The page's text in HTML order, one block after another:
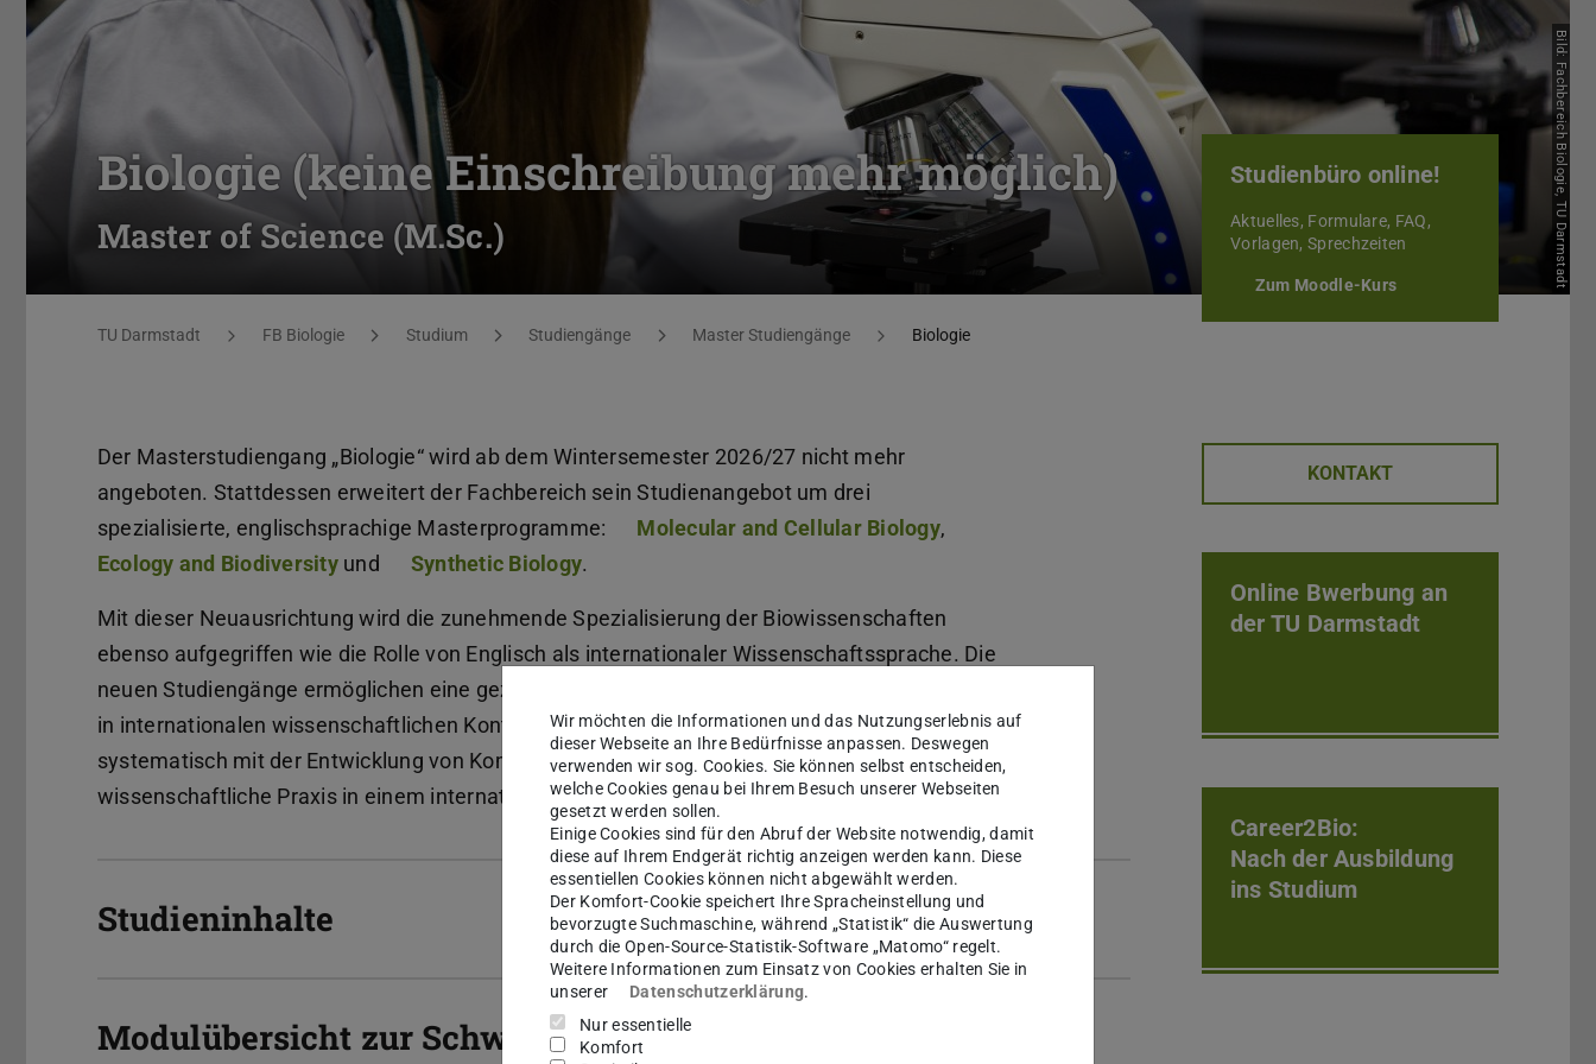
Biologie (keine Einschreibung mehr möglich)
Master of Science (M.Sc.)
Studienbüro online!
Aktuelles, Formulare, FAQ,
Vorlagen, Sprechzeiten
Zum Moodle-Kurs Bild: Fachbereich Biologie, TU Darmstadt
Sie befinden sich hier:
TU Darmstadt FB Biologie Studium Studiengänge Master Studiengänge Biologie
Der Masterstudiengang „Biologie“ wird ab dem Wintersemester 2026/27 nicht mehr
angeboten. Stattdessen erweitert der Fachbereich sein Studienangebot um drei
spezialisierte, englischsprachige Masterprogramme:
Molecular and Cellular Biology,
Ecology and Biodiversity und Synthetic Biology.
Mit dieser Neuausrichtung wird die zunehmende Spezialisierung der Biowissenschaften
ebenso aufgegriffen wie die Rolle von Englisch als internationaler Wissenschaftssprache. Die
neuen Studiengänge ermöglichen eine gezielte fachliche Profilbildung, bereiten auf die Arbeit
in internationalen wissenschaftlichen Kontexten vor und verbinden fachliche Ausbildung
systematisch mit der Entwicklung von Kompetenzen für Forschung, Zusammenarbeit und
wissenschaftliche Praxis in einem internationalen Umfeld.
Studieninhalte
Modulübersicht zur Schwerpunktswahl
KONTAKT
Online Bwerbung an
der TU Darmstadt
Career2Bio:
Nach der Ausbildung
ins Studium
Wir möchten die Informationen und das Nutzungserlebnis auf
dieser Webseite an Ihre Bedürfnisse anpassen. Deswegen
verwenden wir sog. Cookies. Sie können selbst entscheiden,
welche Cookies genau bei Ihrem Besuch unserer Webseiten
gesetzt werden sollen.
Einige Cookies sind für den Abruf der Website notwendig, damit
diese auf Ihrem Endgerät richtig anzeigen werden kann. Diese
essentiellen Cookies können nicht abgewählt werden.
Der Komfort-Cookie speichert Ihre Spracheinstellung und
bevorzugte Suchmaschine, während „Statistik“ die Auswertung
durch die Open-Source-Statistik-Software „Matomo“ regelt.
Weitere Informationen zum Einsatz von Cookies erhalten Sie in
unserer
Datenschutzerklärung.
Nur essentielle
Komfort